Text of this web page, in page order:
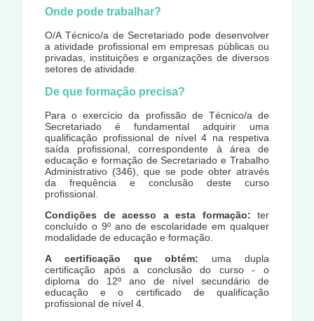
Onde pode trabalhar?
O/A Técnico/a de Secretariado pode desenvolver
a atividade profissional em empresas públicas ou
privadas, instituições e organizações de diversos
setores de atividade.
De que formação precisa?
Para o exercício da profissão de Técnico/a de
Secretariado é fundamental adquirir uma
qualificação profissional de nível 4 na respetiva
saída profissional, correspondente à área de
educação e formação de Secretariado e Trabalho
Administrativo (346), que se pode obter através
da frequência e conclusão deste curso
profissional.
Condições de acesso a esta formação: ter
concluído o 9º ano de escolaridade em qualquer
modalidade de educação e formação.
A certificação que obtém: uma dupla
certificação após a conclusão do curso - o
diploma do 12º ano de nível secundário de
educação e o certificado de qualificação
profissional de nível 4.